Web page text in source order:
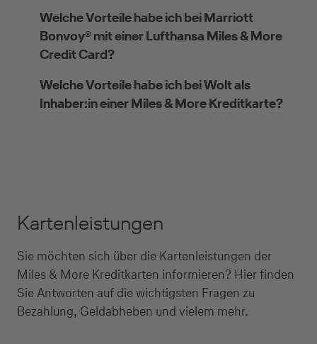
Welche Vorteile habe ich bei Marriott
Bonvoy® mit einer Lufthansa Miles & More
Credit Card?
Welche Vorteile habe ich bei Wolt als
Inhaber:in einer Miles & More Kreditkarte?
Kartenleistungen
Sie möchten sich über die Kartenleistungen der
Miles & More Kreditkarten informieren? Hier finden
Sie Antworten auf die wichtigsten Fragen zu
Bezahlung, Geldabheben und vielem mehr.